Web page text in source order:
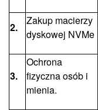
2.
Zakup macierzy
dyskowej NVMe
3.
Ochrona
fizyczna osób i
mienia.